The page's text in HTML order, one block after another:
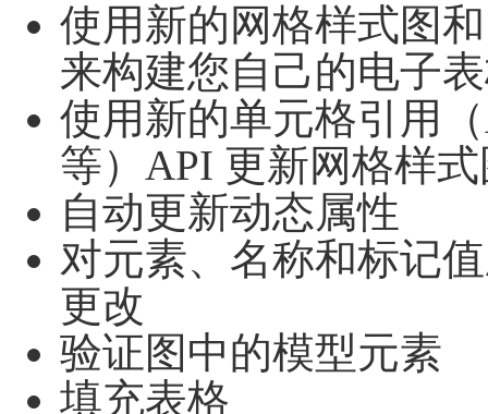
使用新的网格样式图
来构建您自己的电子
使用新的单元格引用
等）API 更新网格样
自动更新动态属性
对元素、名称和标记
更改
验证图中的模型元素
填充表格